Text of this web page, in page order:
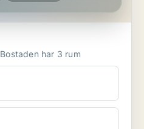
Lägenhet att hyra i Fosie Bostaden har 3 rum